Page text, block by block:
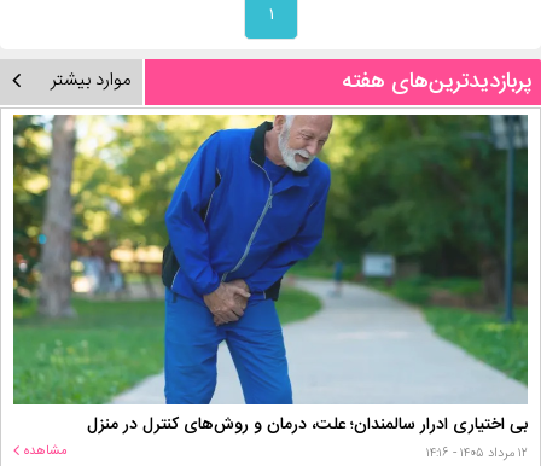
۱
پربازدیدترین‌های هفته موارد بیشتر
بی اختیاری ادرار سالمندان؛ علت، درمان و روش‌های کنترل در منزل
۱۲ مرداد ۱۴۰۵ - ۱۴:۱۶ مشاهده